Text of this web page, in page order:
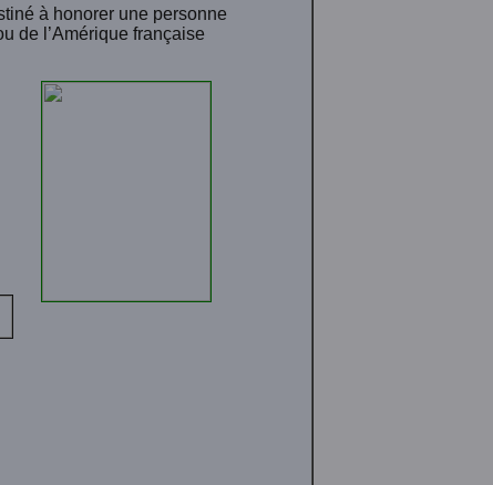
à honorer une personne
de l’Amérique française